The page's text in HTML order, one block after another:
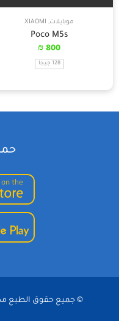
موبايلات,
XIAOMI
Poco M5s
800
₪
128 جيجا
© جميع حقوق الطبع